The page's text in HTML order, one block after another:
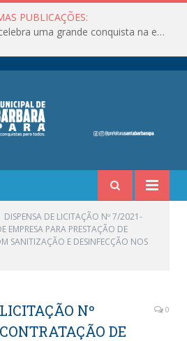
PUBLICAÇÕES:
Santa Bárbara do Pará celebra uma grande conquista na educação!
DISPENSA DE LICITAÇÃO Nº 7/2021-
PARA PRESTAÇÃO DE
SANITIZAÇÃO E DESINFECÇÃO NOS
Nº
DE
0